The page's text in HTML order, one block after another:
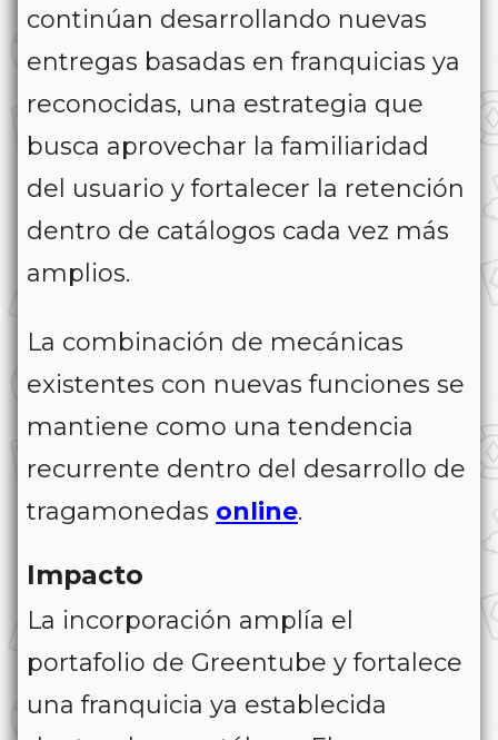
continúan desarrollando nuevas
entregas basadas en franquicias ya
reconocidas, una estrategia que
busca aprovechar la familiaridad
del usuario y fortalecer la retención
dentro de catálogos cada vez más
amplios.
La combinación de mecánicas
existentes con nuevas funciones se
mantiene como una tendencia
recurrente dentro del desarrollo de
tragamonedas online.
Impacto
La incorporación amplía el
portafolio de Greentube y fortalece
una franquicia ya establecida